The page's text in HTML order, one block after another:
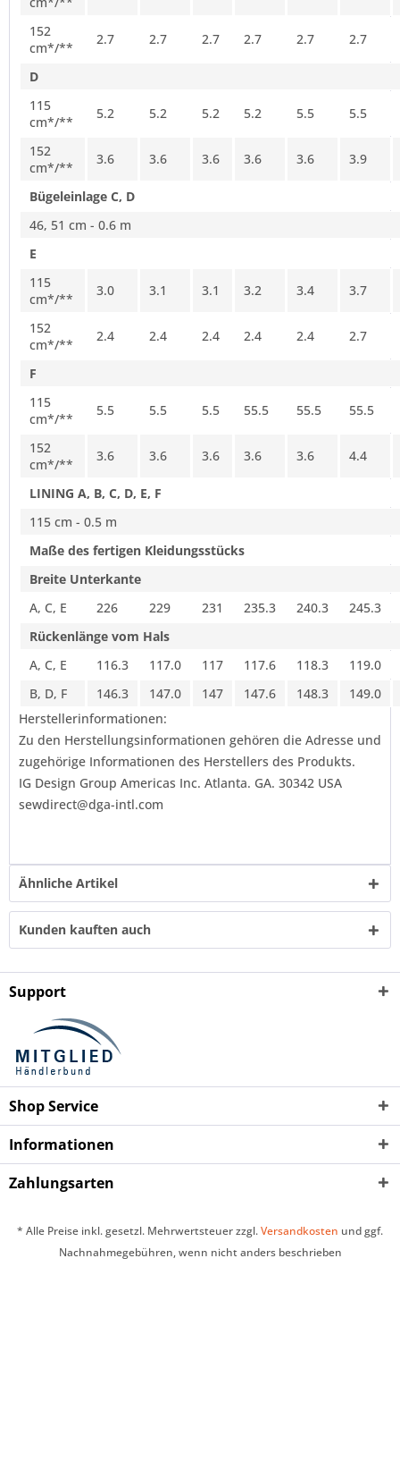
152
cm*/**
2.7 2.7 2.7 2.7 2.7 2.7
D
115
cm*/**
5.2 5.2 5.2 5.2 5.5 5.5
152
cm*/**
3.6 3.6 3.6 3.6 3.6 3.9
Bügeleinlage C, D
46, 51 cm - 0.6 m
E
115
cm*/**
3.0 3.1 3.1 3.2 3.4 3.7
152
cm*/**
2.4 2.4 2.4 2.4 2.4 2.7
F
115
cm*/**
5.5 5.5 5.5 55.5 55.5 55.5
152
cm*/**
3.6 3.6 3.6 3.6 3.6 4.4
LINING A, B, C, D, E, F
115 cm - 0.5 m
Maße des fertigen Kleidungsstücks
Breite Unterkante
A, C, E
226 229 231 235.3 240.3
245.3
Rückenlänge vom Hals
A, C, E
116.3 117.0 117 117.6 118.3
119.0
B, D, F
146.3 147.0 147 147.6 148.3
149.0
Herstellerinformationen:
Zu den Herstellungsinformationen gehören die Adresse und
zugehörige Informationen des Herstellers des Produkts.
IG Design Group Americas Inc. Atlanta. GA. 30342 USA
sewdirect@dga-intl.com
Ähnliche Artikel
Kunden kauften auch
Support
Shop Service
Informationen
Zahlungsarten
* Alle Preise inkl. gesetzl. Mehrwertsteuer zzgl.Versandkosten und ggf.
Nachnahmegebühren, wenn nicht anders beschrieben